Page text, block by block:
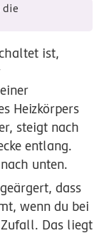
die
ist,
Heizkörpers
steigt nach
entlang.
unten.
dass
wenn du bei
Das liegt